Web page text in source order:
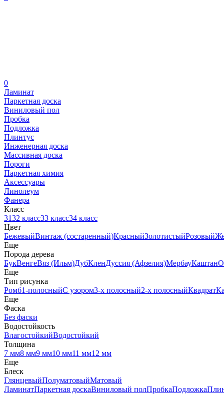
0
Ламинат
Паркетная доска
Виниловый пол
Пробка
Подложка
Плинтус
Инженерная доска
Массивная доска
Пороги
Паркетная химия
Аксессуары
Линолеум
Фанера
Класс
3132 класс33 класс34 класс
Цвет
БежевыйВинтаж (состаренный)КрасныйЗолотистыйРозовый
Еще
Порода дерева
БукВенгеВяз (Ильм)ДубКленДуссия (Афзелия)МербауКаштан
Еще
Тип рисунка
Ромб1-полосныйС узором3-х полосный2-х полосныйКвадрат
Еще
Фаска
Без фаски
Водостойкость
ВлагостойкийВодостойкий
Толщина
7 мм8 мм9 мм10 мм11 мм12 мм
Еще
Блеск
ГлянцевыйПолуматовыйМатовый
ЛаминатПаркетная доскаВиниловый полПробкаПодложка